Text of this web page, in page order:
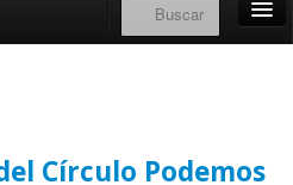
Círculo Podemos